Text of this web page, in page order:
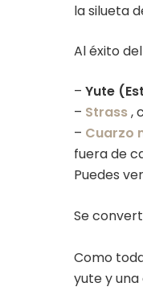
la silueta
Al éxito
– Yute
– Strass,
– Cuarzo
fuera de
Puedes
Se
Como
yute y